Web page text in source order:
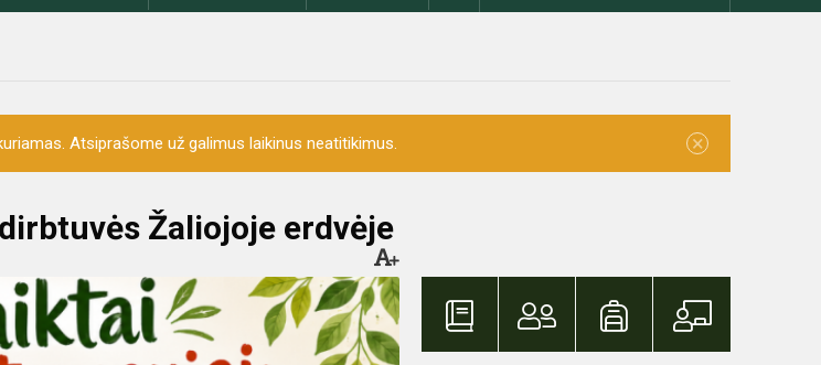
Atsiprašome už galimus laikinus neatitikimus. ×
Žaliojoje erdvėje